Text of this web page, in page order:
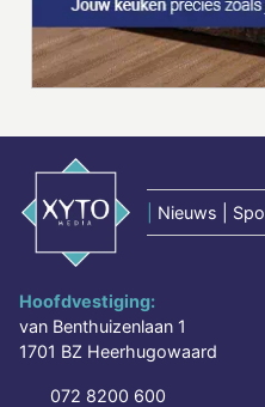
Nieuws |
Hoofdvestiging:
van Benthuizenlaan 1
1701 BZ Heerhugowaard
072 8200 600